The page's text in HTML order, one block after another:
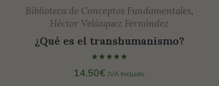
Biblioteca de Conceptos Fundamentales,
Héctor Velázquez Fernández
¿Qué es el transhumanismo?
14.50€ IVA Incluido